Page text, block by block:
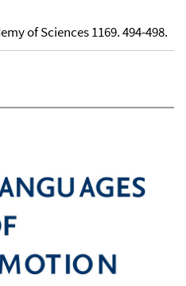
of Sciences 1169. 494-498.